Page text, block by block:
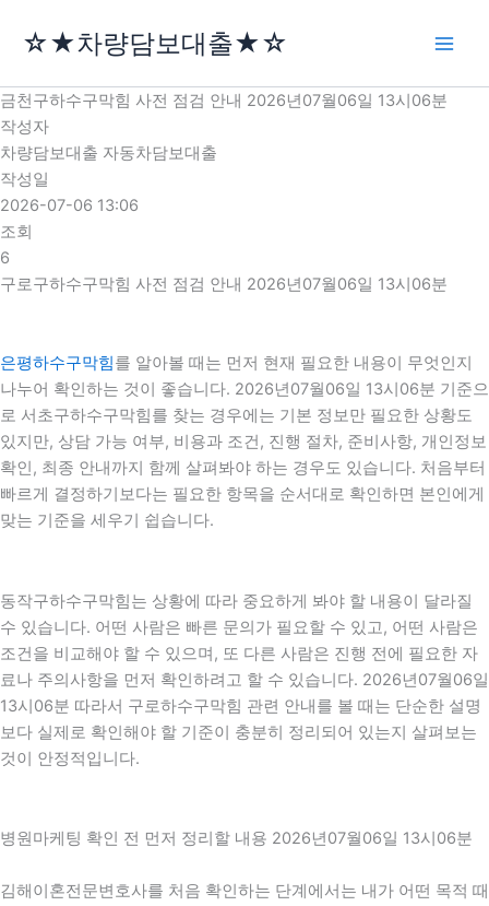
로
건
너
뛰
기
☆★차량담보대출★☆
금천구하수구막힘 사전 점검 안내 2026년07월06일 13시06분
작성자
차량담보대출 자동차담보대출
작성일
2026-07-06 13:06
조회
6
구로구하수구막힘 사전 점검 안내 2026년07월06일 13시06분
은평하수구막힘를 알아볼 때는 먼저 현재 필요한 내용이 무엇인지
나누어 확인하는 것이 좋습니다. 2026년07월06일 13시06분 기준으
로 서초구하수구막힘를 찾는 경우에는 기본 정보만 필요한 상황도
있지만, 상담 가능 여부, 비용과 조건, 진행 절차, 준비사항, 개인정보
확인, 최종 안내까지 함께 살펴봐야 하는 경우도 있습니다. 처음부터
빠르게 결정하기보다는 필요한 항목을 순서대로 확인하면 본인에게
맞는 기준을 세우기 쉽습니다.
동작구하수구막힘는 상황에 따라 중요하게 봐야 할 내용이 달라질
수 있습니다. 어떤 사람은 빠른 문의가 필요할 수 있고, 어떤 사람은
조건을 비교해야 할 수 있으며, 또 다른 사람은 진행 전에 필요한 자
료나 주의사항을 먼저 확인하려고 할 수 있습니다. 2026년07월06일
13시06분 따라서 구로하수구막힘 관련 안내를 볼 때는 단순한 설명
보다 실제로 확인해야 할 기준이 충분히 정리되어 있는지 살펴보는
것이 안정적입니다.
병원마케팅 확인 전 먼저 정리할 내용 2026년07월06일 13시06분
김해이혼전문변호사를 처음 확인하는 단계에서는 내가 어떤 목적 때